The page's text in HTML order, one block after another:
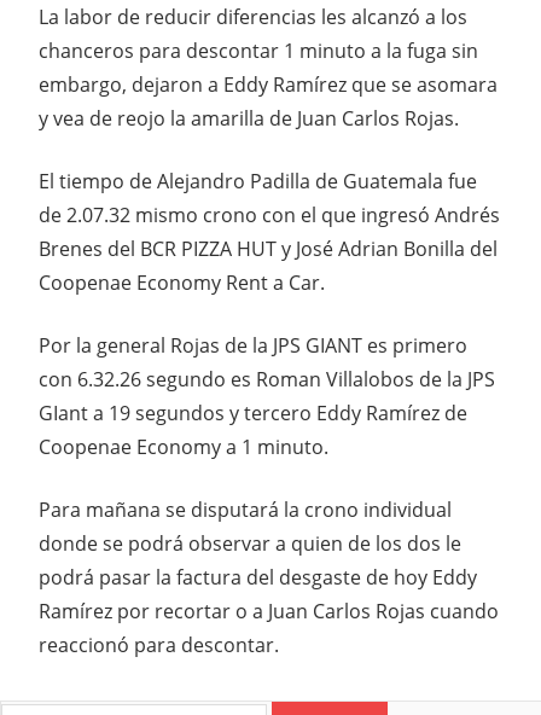
La labor de reducir diferencias les alcanzó a los
chanceros para descontar 1 minuto a la fuga sin
embargo, dejaron a Eddy Ramírez que se asomara
y vea de reojo la amarilla de Juan Carlos Rojas.
El tiempo de Alejandro Padilla de Guatemala fue
de 2.07.32 mismo crono con el que ingresó Andrés
Brenes del BCR PIZZA HUT y José Adrian Bonilla del
Coopenae Economy Rent a Car.
Por la general Rojas de la JPS GIANT es primero
con 6.32.26 segundo es Roman Villalobos de la JPS
GIant a 19 segundos y tercero Eddy Ramírez de
Coopenae Economy a 1 minuto.
Para mañana se disputará la crono individual
donde se podrá observar a quien de los dos le
podrá pasar la factura del desgaste de hoy Eddy
Ramírez por recortar o a Juan Carlos Rojas cuando
reaccionó para descontar.